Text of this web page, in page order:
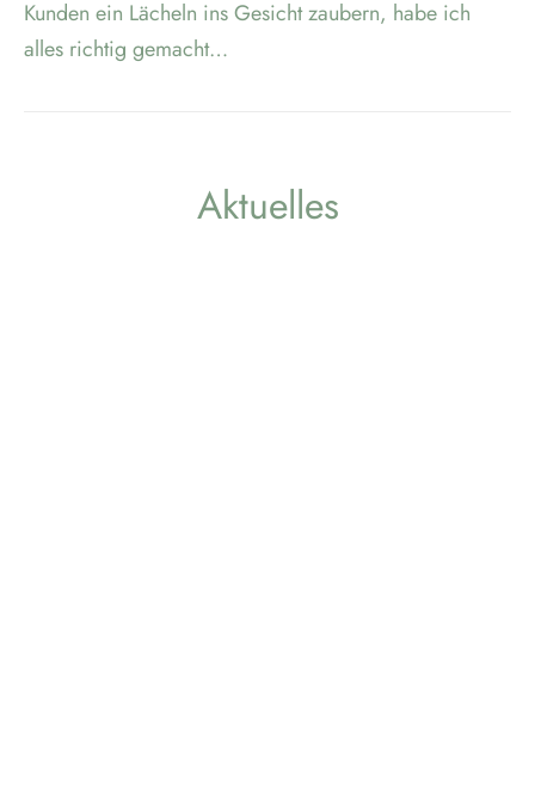
Kunden ein Lächeln ins Gesicht zaubern, habe ich
alles richtig gemacht…
Aktuelles